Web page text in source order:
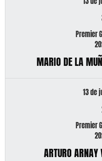
Premier
MARIO DE LA
13 de
Premier
ARTURO